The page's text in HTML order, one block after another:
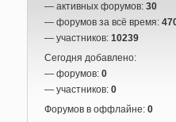
— активных форумов: 30
— форумов за всё время:
— участников: 10239
Сегодня добавлено:
— форумов: 0
— участников: 0
Форумов в оффлайне: 0